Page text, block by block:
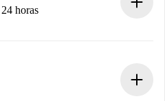
horas
nada e ofereceremos